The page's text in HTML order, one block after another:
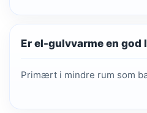
Er el-gulvvarme en god
Primært i mindre rum som